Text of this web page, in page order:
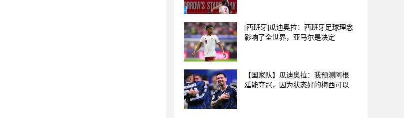
[西班牙]瓜迪奥拉：西班牙足球理念
影响了全世界，亚马尔是决定
【国家队】瓜迪奥拉：我预测阿根
廷能夺冠，因为状态好的梅西可以